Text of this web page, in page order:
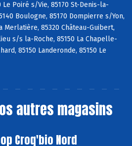
Le Poiré s/Vie, 85170 St-Denis-la-
Boulogne, 85170 Dompierre s/Yon,
Merlatière, 85320 Château-Guibert,
s/s la-Roche, 85150 La Chapelle-
85150 Landeronde, 85150 Le
autres magasins
Croq'bio Nord